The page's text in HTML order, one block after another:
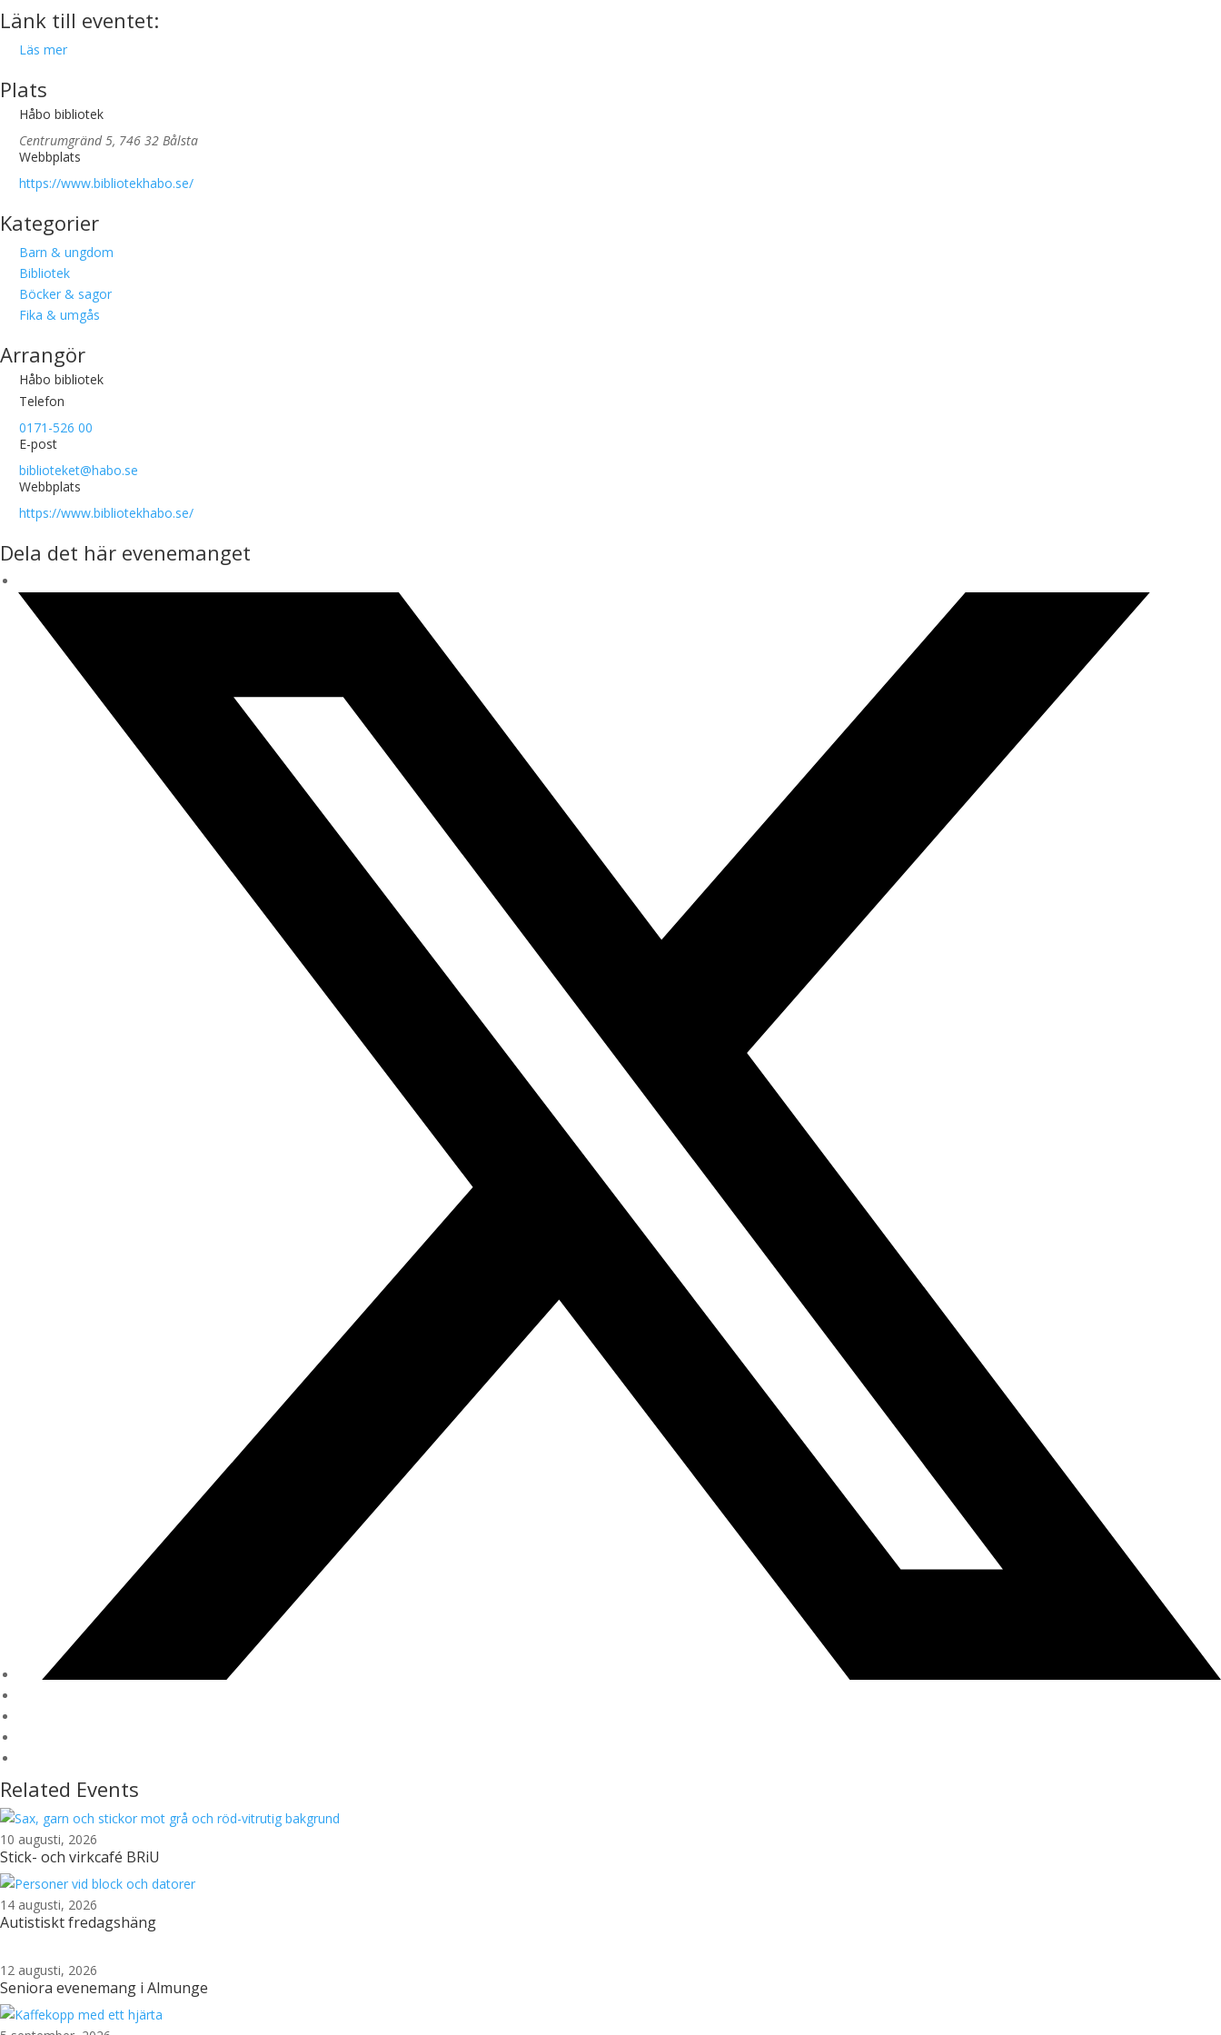
Länk till eventet:
Läs mer
Plats
Håbo bibliotek
Centrumgränd 5, 746 32 Bålsta
Webbplats
https://www.bibliotekhabo.se/
Kategorier
Barn & ungdom
Bibliotek
Böcker & sagor
Fika & umgås
Arrangör
Håbo bibliotek
Telefon
0171-526 00
E-post
biblioteket@habo.se
Webbplats
https://www.bibliotekhabo.se/
Dela det här evenemanget
Related Events
10 augusti, 2026
Stick- och virkcafé BRiU
14 augusti, 2026
Autistiskt fredagshäng
12 augusti, 2026
Seniora evenemang i Almunge